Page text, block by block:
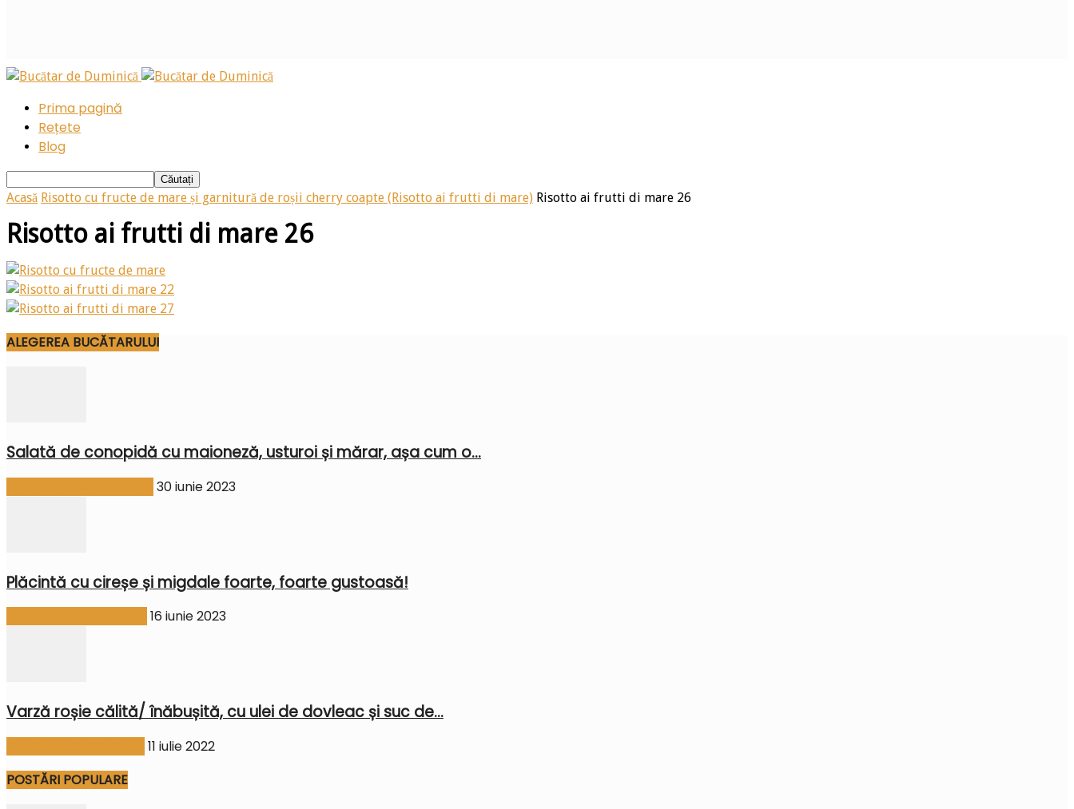
Prima pagină
Rețete
Blog
Acasă Risotto cu fructe de mare și garnitură de roșii cherry coapte (Risotto ai frutti di mare) Risotto ai frutti di mare 26
Risotto ai frutti di mare 26
ALEGEREA BUCĂTARULUI
Salată de conopidă cu maioneză, usturoi și mărar, așa cum o...
30 iunie 2023
Plăcintă cu cireșe și migdale foarte, foarte gustoasă!
16 iunie 2023
Varză roșie călită/ înăbușită, cu ulei de dovleac și suc de...
11 iulie 2022
POSTĂRI POPULARE